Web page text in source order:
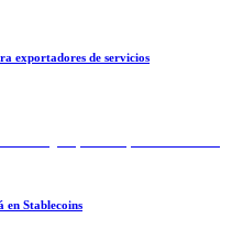
exportadores de servicios
en Stablecoins